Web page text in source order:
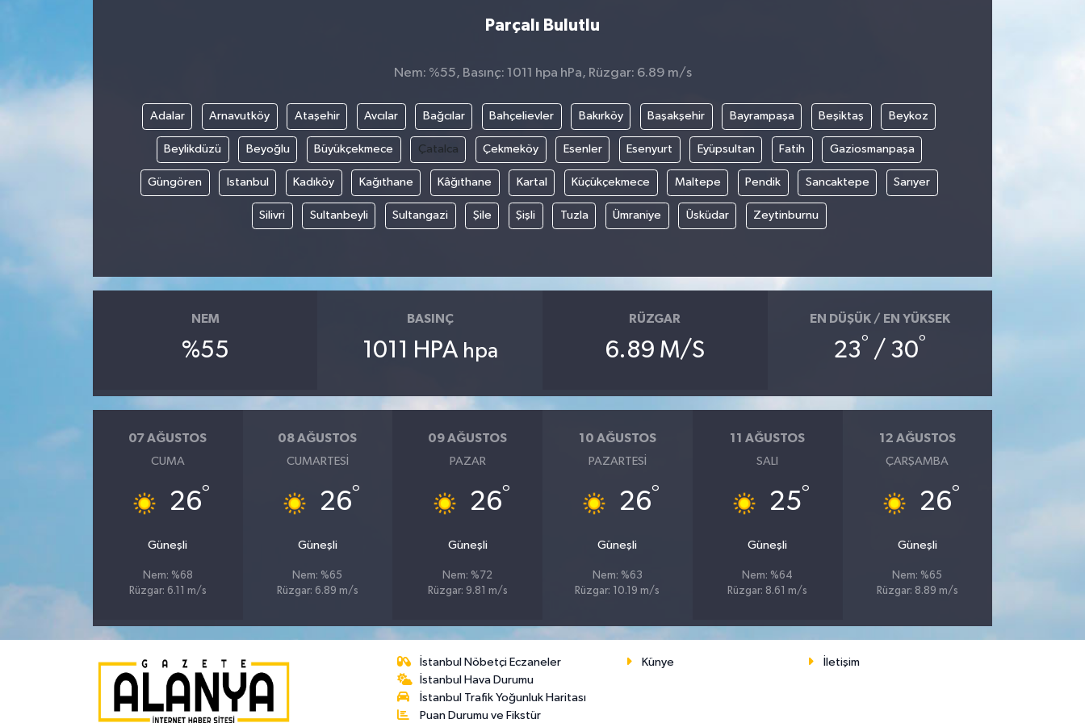
Parçalı Bulutlu
Nem: %55, Basınç: 1011 hpa hPa, Rüzgar: 6.89 m/s
Adalar Arnavutköy Ataşehir Avcılar Bağcılar Bahçelievler Bakırköy Başakşehir Bayrampaşa Beşiktaş Beykoz
Beylikdüzü Beyoğlu Büyükçekmece Çatalca Çekmeköy Esenler Esenyurt Eyüpsultan Fatih Gaziosmanpaşa
Güngören Istanbul Kadıköy Kağıthane Kâğıthane Kartal Küçükçekmece Maltepe Pendik Sancaktepe Sarıyer
Silivri Sultanbeyli Sultangazi Şile Şişli Tuzla Ümraniye Üsküdar Zeytinburnu
NEM
%55
BASINÇ
1011 HPA hpa
RÜZGAR
6.89 M/S
EN DÜŞÜK / EN YÜKSEK
23° / 30°
07 AĞUSTOS
CUMA
26°
Güneşli
Nem: %68
Rüzgar: 6.11 m/s
08 AĞUSTOS
CUMARTESI
26°
Güneşli
Nem: %65
Rüzgar: 6.89 m/s
09 AĞUSTOS
PAZAR
26°
Güneşli
Nem: %72
Rüzgar: 9.81 m/s
10 AĞUSTOS
PAZARTESI
26°
Güneşli
Nem: %63
Rüzgar: 10.19 m/s
11 AĞUSTOS
SALI
25°
Güneşli
Nem: %64
Rüzgar: 8.61 m/s
12 AĞUSTOS
ÇARŞAMBA
26°
Güneşli
Nem: %65
Rüzgar: 8.89 m/s
İstanbul Nöbetçi Eczaneler
İstanbul Hava Durumu
İstanbul Trafik Yoğunluk Haritası
Puan Durumu ve Fikstür
Künye İletişim